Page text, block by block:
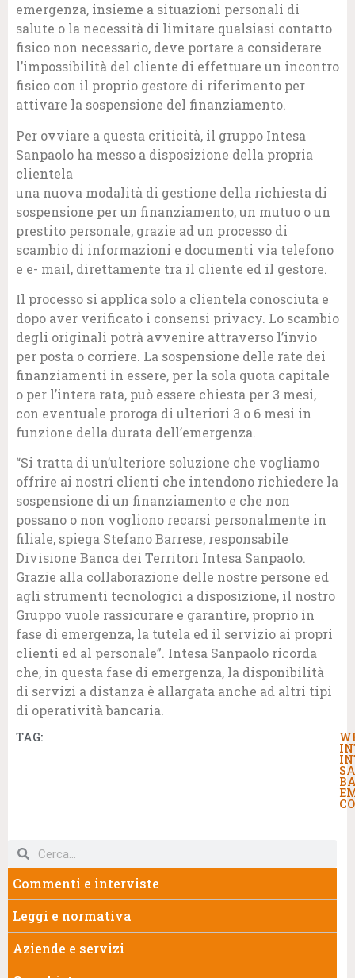
emergenza, insieme a situazioni personali di
salute o la necessità di limitare qualsiasi contatto
fisico non necessario, deve portare a considerare
l’impossibilità del cliente di effettuare un incontro
fisico con il proprio gestore di riferimento per
attivare la sospensione del finanziamento.
Per ovviare a questa criticità, il gruppo Intesa
Sanpaolo ha messo a disposizione della propria
clientela
una nuova modalità di gestione della richiesta di
sospensione per un finanziamento, un mutuo o un
prestito personale, grazie ad un processo di
scambio di informazioni e documenti via telefono
e e- mail, direttamente tra il cliente ed il gestore.
Il processo si applica solo a clientela conosciuta e
dopo aver verificato i consensi privacy. Lo scambio
degli originali potrà avvenire attraverso l’invio
per posta o corriere. La sospensione delle rate dei
finanziamenti in essere, per la sola quota capitale
o per l’intera rata, può essere chiesta per 3 mesi,
con eventuale proroga di ulteriori 3 o 6 mesi in
funzione della durata dell’emergenza.
“Si tratta di un’ulteriore soluzione che vogliamo
offrire ai nostri clienti che intendono richiedere la
sospensione di un finanziamento e che non
possano o non vogliono recarsi personalmente in
filiale, spiega Stefano Barrese, responsabile
Divisione Banca dei Territori Intesa Sanpaolo.
Grazie alla collaborazione delle nostre persone ed
agli strumenti tecnologici a disposizione, il nostro
Gruppo vuole rassicurare e garantire, proprio in
fase di emergenza, la tutela ed il servizio ai propri
clienti ed al personale”. Intesa Sanpaolo ricorda
che, in questa fase di emergenza, la disponibilità
di servizi a distanza è allargata anche ad altri tipi
di operatività bancaria.
TAG:
Commenti e interviste
Leggi e normativa
Aziende e servizi